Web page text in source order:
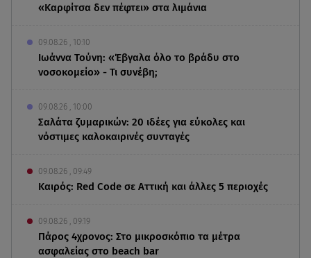
«Καρφίτσα δεν πέφτει» στα λιμάνια
09.08.26 , 10:10
Ιωάννα Τούνη: «Έβγαλα όλο το βράδυ στο
νοσοκομείο» - Τι συνέβη;
09.08.26 , 10:00
Σαλάτα ζυμαρικών: 20 ιδέες για εύκολες και
νόστιμες καλοκαιρινές συνταγές
09.08.26 , 09:49
Καιρός: Red Code σε Αττική και άλλες 5 περιοχές
09.08.26 , 09:19
Πάρος 4χρονος: Στο μικροσκόπιο τα μέτρα
ασφαλείας στο beach bar